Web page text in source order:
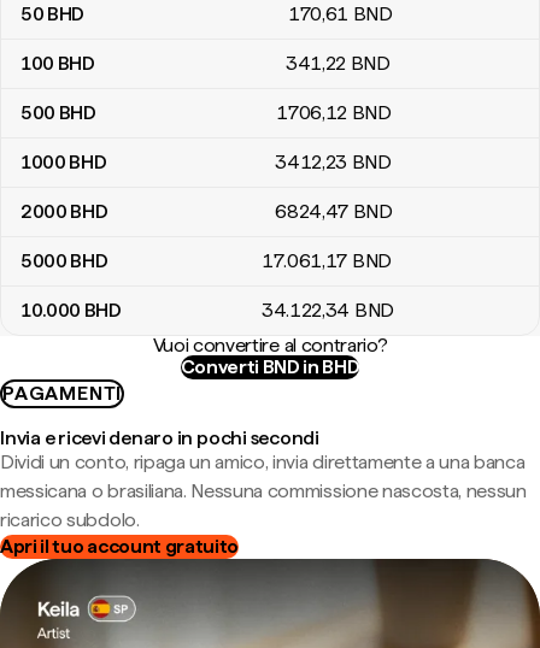
50 BHD 170,61 BND
100 BHD 341,22 BND
500 BHD 1706,12 BND
1000 BHD 3412,23 BND
2000 BHD 6824,47 BND
5000 BHD 17.061,17 BND
10.000 BHD 34.122,34 BND
Vuoi convertire al contrario?
Converti BND in BHD
PAGAMENTI
Invia e ricevi denaro in pochi secondi
Dividi un conto, ripaga un amico, invia direttamente a una banca
messicana o brasiliana. Nessuna commissione nascosta, nessun
ricarico subdolo.
Apri il tuo account gratuito